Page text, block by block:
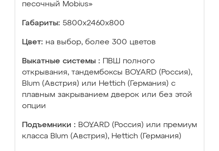
песочный Mobius»
Габариты: 5800х2460х800
Цвет: на выбор, более 300 цветов
Выкатные системы :
ПВШ полного
открывания, тандембоксы BOYARD (Россия),
Blum (Австрия) или Hettich (Германия) с
плавным закрыванием дверок или без этой
опции
Подъемники : BOYARD (Россия) или премиум
класса Blum (Австрия), Hettich (Германия)